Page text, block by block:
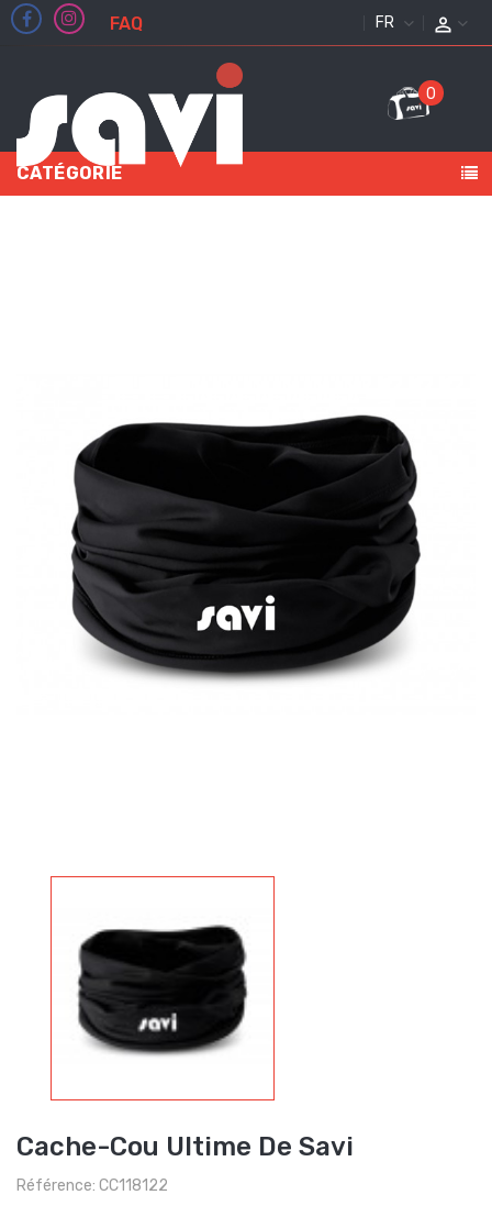
FAQ FRANÇAIS
0
CATÉGORIE
Cache-Cou Ultime De Savi
Référence: CC118122